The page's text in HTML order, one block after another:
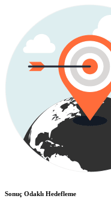
Sonuç Odaklı Hedefleme